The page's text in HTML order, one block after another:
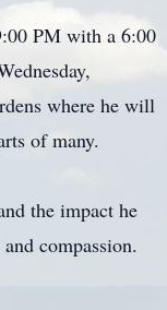
PM with a 6:00
where he will
of many.
the impact he
compassion.